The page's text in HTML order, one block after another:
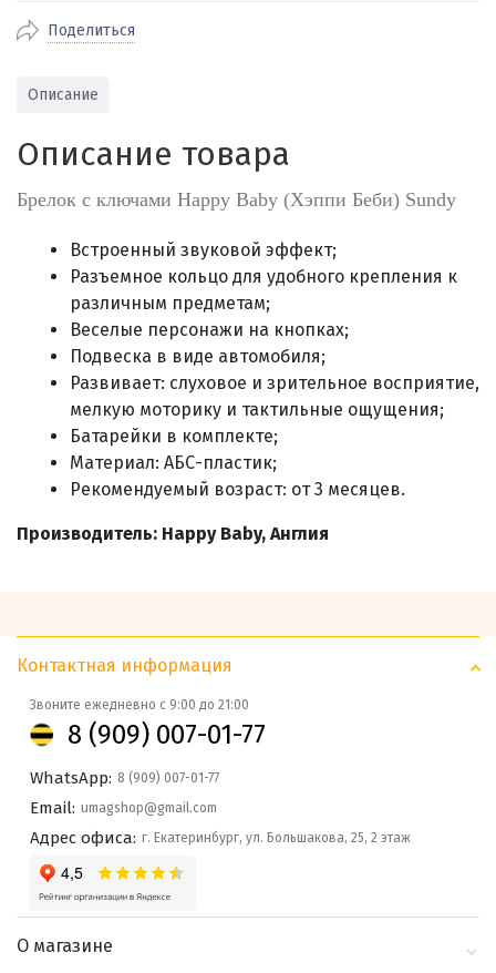
По Екатеринбургу бесплатная
Отправляем во все регионы России
службами Пэк, Кит, Луч, Сдэк, Озон
доставка, Почта РФ или любой другой
Через СБП при получении (для
Екатеринбурга и близлежащих
городов)
Оплата по счету для юридических лиц
Поделиться
Описание
Описание товара
Брелок с ключами Happy Baby (Хэппи Беби) Sundy
Встроенный звуковой эффект;
Разъемное кольцо для удобного крепления к
различным предметам;
Веселые персонажи на кнопках;
Подвеска в виде автомобиля;
Развивает: слуховое и зрительное восприятие,
мелкую моторику и тактильные ощущения;
Батарейки в комплекте;
Материал: АБС-пластик;
Рекомендуемый возраст: от 3 месяцев.
Производитель: Happy Baby, Англия
Контактная информация
Звоните ежедневно с 9:00 до 21:00
8 (909) 007-01-77
WhatsApp: 8 (909) 007-01-77
Email: umagshop@gmail.com
Адрес офиса: г. Екатеринбург, ул. Большакова, 25, 2 этаж
О магазине